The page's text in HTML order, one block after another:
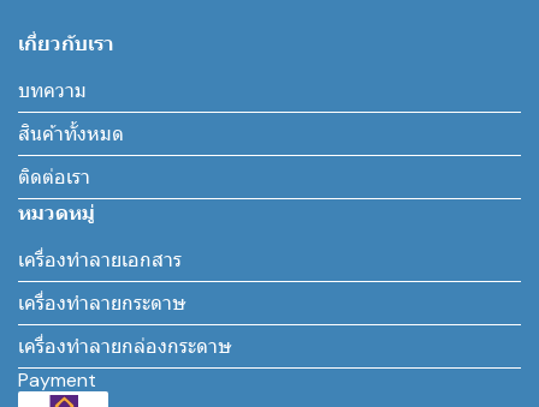
เกี่ยวกับเรา
บทความ
สินค้าทั้งหมด
ติดต่อเรา
หมวดหมู่
เครื่องทำลายเอกสาร
เครื่องทำลายกระดาษ
เครื่องทำลายกล่องกระดาษ
Payment